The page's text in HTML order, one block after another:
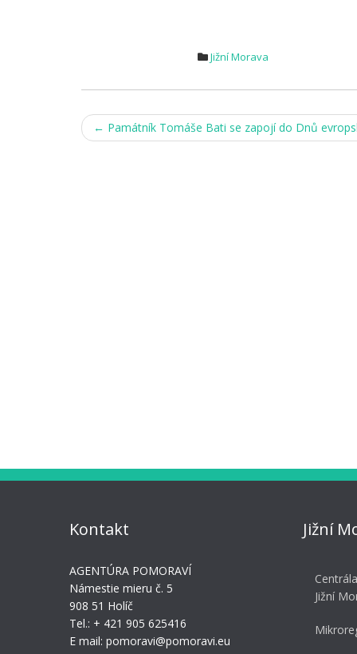
Jižní Morava
Post
← Památník Tomáše Bati se zapojí do Dnů
Kontakt
AGENTÚRA POMORAVÍ
Námestie mieru č. 5
908 51 Holíč
Tel.: + 421 905 625416
E mail: pomoravi@pomoravi.eu
Jižní
Jižní